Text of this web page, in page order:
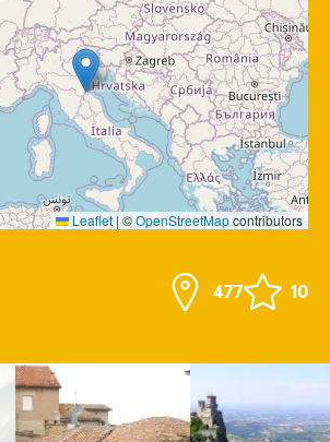
Leaflet | ©OpenStreetMapcontributors
477 10